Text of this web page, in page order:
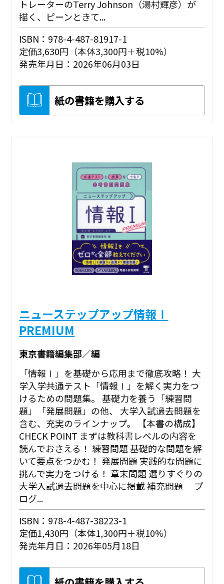
トレーターのTerry Johnson（湯村輝彦）が
描く、ピーンときて...
ISBN：978-4-487-81917-1
定価3,630円（本体3,300円＋税10%）
発売年月日：2026年06月03日
紙の書籍を購入する
ニューステップアップ情報Ⅰ
PREMIUM
東京書籍編集部／編
「情報Ⅰ」を基礎から応用まで徹底攻略！ 大
学入学共通テスト「情報Ⅰ」を解く実力をつ
けるための問題集。 基礎力を養う「練習問
題」「発展問題」の他、 大学入試過去問題を
含む、充実のラインナップ。 【本書の構成】
CHECK POINT まずは教科書レベルの内容を
読んでおさえる！ 練習問題 基礎的な問題を解
いて要点をつかむ！ 発展問題 実践的な問題に
挑んで実力をつける！ 章末問題 選りすぐりの
大学入試過去問題を中心に掲載 補充問題 プ
ログ...
ISBN：978-4-487-38223-1
定価1,430円（本体1,300円＋税10%）
発売年月日：2026年05月18日